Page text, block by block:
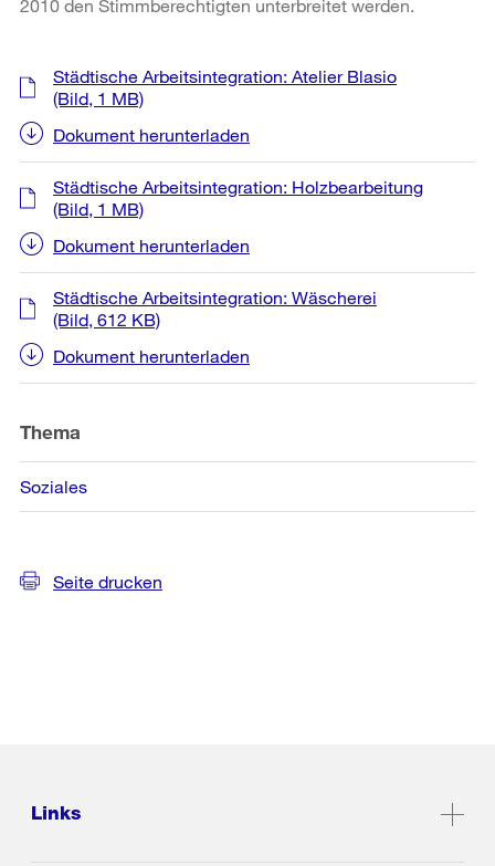
2010 den Stimmberechtigten unterbreitet werden.
Weitere
Informationen
Städtische Arbeitsintegration: Atelier Blasio
(Bild, 1 MB)
Dokument herunterladen
Städtische Arbeitsintegration: Holzbearbeitung
(Bild, 1 MB)
Dokument herunterladen
Städtische Arbeitsintegration: Wäscherei
(Bild, 612 KB)
Dokument herunterladen
Thema
Soziales
Seite drucken
Links